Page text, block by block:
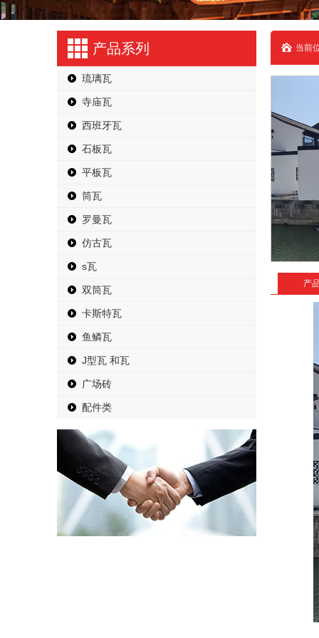
产品系列
琉璃瓦
寺庙瓦
西班牙瓦
石板瓦
平板瓦
筒瓦
罗曼瓦
仿古瓦
s瓦
双筒瓦
卡斯特瓦
鱼鳞瓦
J型瓦 和瓦
广场砖
配件类
当前
产